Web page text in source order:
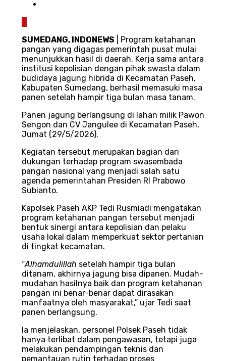
SUMEDANG, INDONEWS | Program ketahanan
pangan yang digagas pemerintah pusat mulai
menunjukkan hasil di daerah. Kerja sama antara
institusi kepolisian dengan pihak swasta dalam
budidaya jagung hibrida di Kecamatan Paseh,
Kabupaten Sumedang, berhasil memasuki masa
panen setelah hampir tiga bulan masa tanam.
Panen jagung berlangsung di lahan milik Pawon
Sengon dan CV Jangulee di Kecamatan Paseh,
Jumat (29/5/2026).
Kegiatan tersebut merupakan bagian dari
dukungan terhadap program swasembada
pangan nasional yang menjadi salah satu
agenda pemerintahan Presiden RI Prabowo
Subianto.
Kapolsek Paseh AKP Tedi Rusmiadi mengatakan
program ketahanan pangan tersebut menjadi
bentuk sinergi antara kepolisian dan pelaku
usaha lokal dalam memperkuat sektor pertanian
di tingkat kecamatan.
“Alhamdulillah setelah hampir tiga bulan
ditanam, akhirnya jagung bisa dipanen. Mudah-
mudahan hasilnya baik dan program ketahanan
pangan ini benar-benar dapat dirasakan
manfaatnya oleh masyarakat,” ujar Tedi saat
panen berlangsung.
Ia menjelaskan, personel Polsek Paseh tidak
hanya terlibat dalam pengawasan, tetapi juga
melakukan pendampingan teknis dan
pemantauan rutin terhadap proses